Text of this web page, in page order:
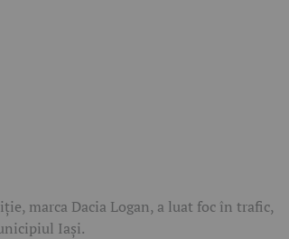
marca Dacia Logan, a luat foc în trafic,
Iași.